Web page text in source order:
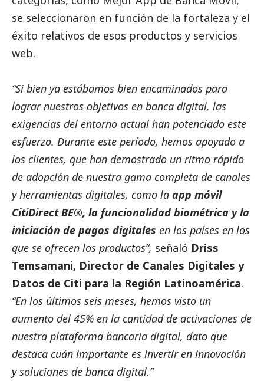
se seleccionaron en función de la fortaleza y ​​el
éxito relativos de esos productos y servicios
web.
“Si bien ya estábamos bien encaminados para
lograr nuestros objetivos en banca digital, las
exigencias del entorno actual han potenciado este
esfuerzo. Durante este período, hemos apoyado a
los clientes, que han demostrado un ritmo rápido
de adopción de nuestra gama completa de canales
y herramientas digitales, como la app móvil
CitiDirect BE®, la funcionalidad biométrica y la
iniciación de pagos digitales en los países en los
que se ofrecen los productos”, señaló Driss
Temsamani, Director de Canales Digitales y
Datos de Citi para la Región Latinoamérica.
“En los últimos seis meses, hemos visto un
aumento del 45% en la cantidad de activaciones de
nuestra plataforma bancaria digital, dato que
destaca cuán importante es invertir en innovación
y soluciones de banca digital.”